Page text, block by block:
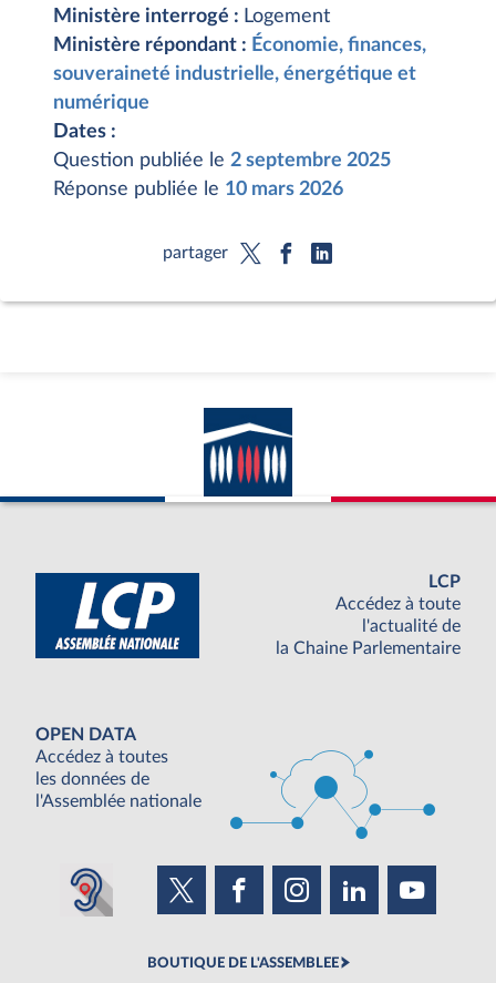
Ministère interrogé : Logement
Ministère répondant : Économie, finances,
souveraineté industrielle, énergétique et
numérique
Dates :
Question publiée le 2 septembre 2025
Réponse publiée le 10 mars 2026
partager
LCP
Accédez à toute
l'actualité de
la Chaine Parlementaire
OPEN DATA
Accédez à toutes
les données de
l'Assemblée nationale
BOUTIQUE DE L'ASSEMBLEE